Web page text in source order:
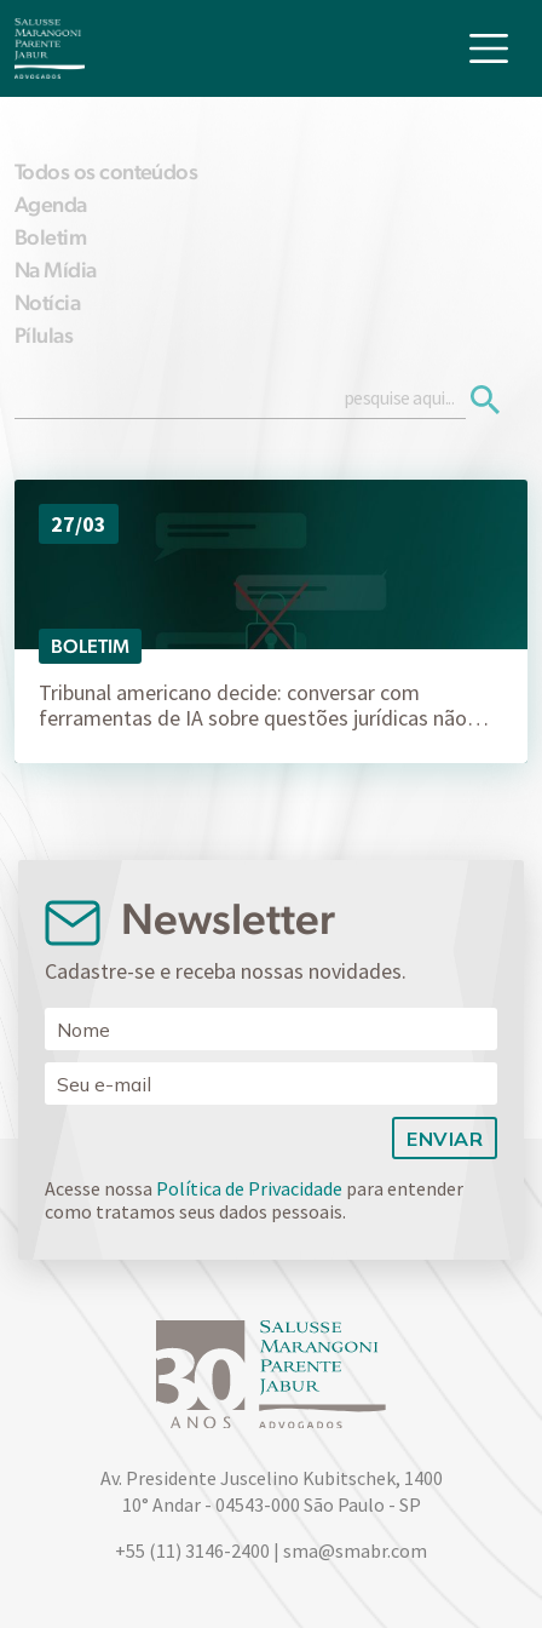
Todos os conteúdos
Agenda
Boletim
Na Mídia
Notícia
Pílulas
27/03
BOLETIM
Tribunal americano decide: conversar com
ferramentas de IA sobre questões jurídicas não…
Newsletter
Cadastre-se e receba nossas novidades.
Acesse nossa Política de Privacidade para entender
como tratamos seus dados pessoais.
Av. Presidente Juscelino Kubitschek, 1400
10° Andar - 04543-000 São Paulo - SP
+55 (11) 3146-2400 | sma@smabr.com